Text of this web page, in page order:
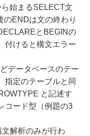
始まるSELECT文
のENDは文の終わり
とBEGINの
付けると構文エラー
データベースのテー
指定のテーブルと同
と記述す
コード型（例題の3
解析のみが行わ